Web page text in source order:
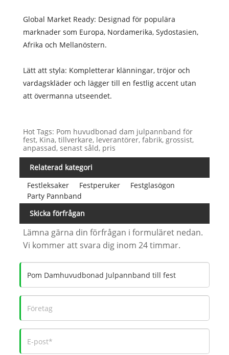
Global Market Ready: Designad för populära
marknader som Europa, Nordamerika, Sydostasien,
Afrika och Mellanöstern.
Lätt att styla: Kompletterar klänningar, tröjor och
vardagskläder och lägger till en festlig accent utan
att övermanna utseendet.
Hot Tags: Pom huvudbonad dam julpannband för
fest, Kina, tillverkare, leverantörer, fabrik, grossist,
anpassad, senast såld, pris
Relaterad kategori
Festleksaker
Festperuker
Festglasögon
Party Pannband
Skicka förfrågan
Lämna gärna din förfrågan i formuläret nedan.
Vi kommer att svara dig inom 24 timmar.